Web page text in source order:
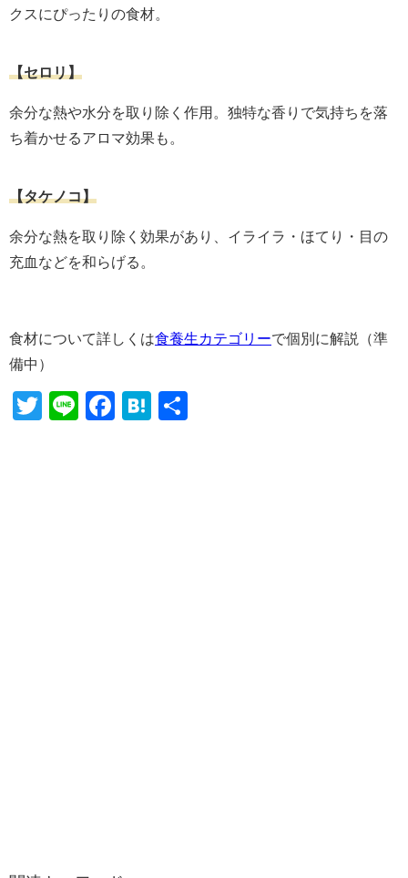
クスにぴったりの食材。
【セロリ】
余分な熱や水分を取り除く作用。独特な香りで気持ちを落
ち着かせるアロマ効果も。
【タケノコ】
余分な熱を取り除く効果があり、イライラ・ほてり・目の
充血などを和らげる。
食材について詳しくは食養生カテゴリーで個別に解説（準
備中）
Twitter
LineFacebook
Hatena